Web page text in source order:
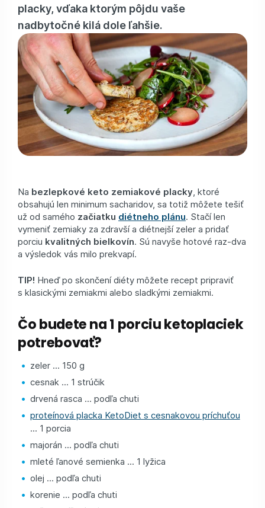
placky, vďaka ktorým pôjdu vaše
nadbytočné kilá dole ľahšie.
Na bezlepkové keto zemiakové placky, ktoré
obsahujú len minimum sacharidov, sa totiž môžete tešiť
už od samého začiatku diétneho plánu. Stačí len
vymeniť zemiaky za zdravší a diétnejší zeler a pridať
porciu kvalitných bielkovín. Sú navyše hotové raz-dva
a výsledok vás milo prekvapí.
TIP! Hneď po skončení diéty môžete recept pripraviť
s klasickými zemiakmi alebo sladkými zemiakmi.
Čo budete na 1 porciu ketoplaciek
potrebovať?
zeler ... 150 g
cesnak ... 1 strúčik
drvená rasca ... podľa chuti
proteínová placka KetoDiet s cesnakovou príchuťou
... 1 porcia
majorán ... podľa chuti
mleté ľanové semienka ... 1 lyžica
olej ... podľa chuti
korenie ... podľa chuti